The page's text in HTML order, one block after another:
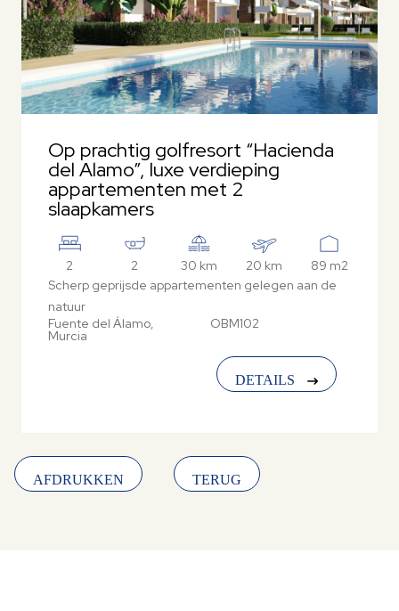
Op prachtig golfresort “Hacienda
del Alamo”, luxe verdieping
appartementen met 2
slaapkamers
2 2 30 km 20 km
89 m2
Scherp geprijsde appartementen gelegen aan de
natuur
Fuente del Álamo,
Murcia
OBM102
DETAILS
AFDRUKKEN TERUG